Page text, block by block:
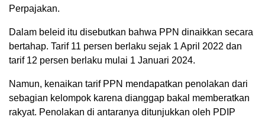
Perpajakan.
Dalam beleid itu disebutkan bahwa PPN dinaikkan secara
bertahap. Tarif 11 persen berlaku sejak 1 April 2022 dan
tarif 12 persen berlaku mulai 1 Januari 2024.
Namun, kenaikan tarif PPN mendapatkan penolakan dari
sebagian kelompok karena dianggap bakal memberatkan
rakyat. Penolakan di antaranya ditunjukkan oleh PDIP